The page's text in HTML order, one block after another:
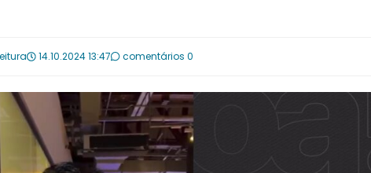
14.10.2024 13:47 comentários 0